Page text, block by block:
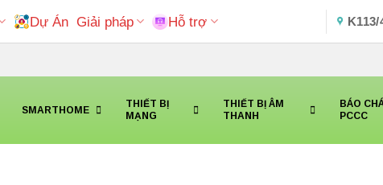
Dự Án Giải pháp Hỗ trợ
SMARTHOME
THIẾT BỊ
MẠNG
THIẾT BỊ ÂM
THANH
BÁO
PCCC